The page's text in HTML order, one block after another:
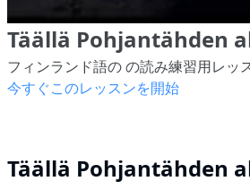
Täällä Pohjantähden
フィンランド語の の読み練習用レッ
今すぐこのレッスンを開始
Täällä Pohjantähden